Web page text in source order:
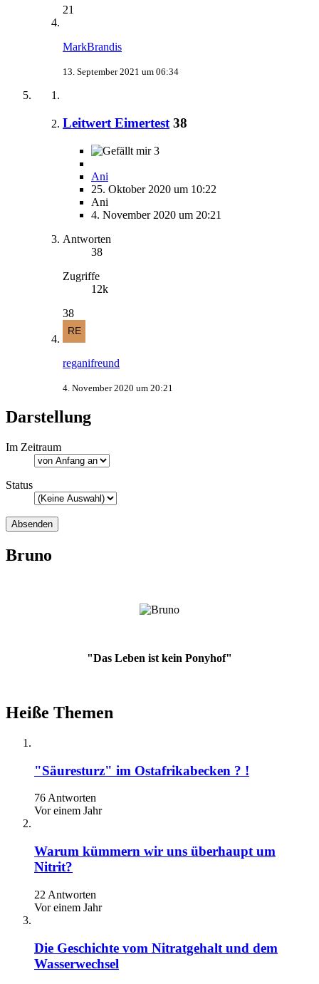
21
MarkBrandis
13. September 2021 um 06:34
Leitwert Eimertest 38
3
Ani
25. Oktober 2020 um 10:22
Ani
4. November 2020 um 20:21
Antworten
38
Zugriffe
12k
38
reganifreund
4. November 2020 um 20:21
Darstellung
Im Zeitraum
Status
Bruno
"Das Leben ist kein Ponyhof"
Heiße Themen
"Säuresturz" im Ostafrikabecken ? !
76 Antworten
Vor einem Jahr
Warum kümmern wir uns überhaupt um
Nitrit?
22 Antworten
Vor einem Jahr
Die Geschichte vom Nitratgehalt und dem
Wasserwechsel